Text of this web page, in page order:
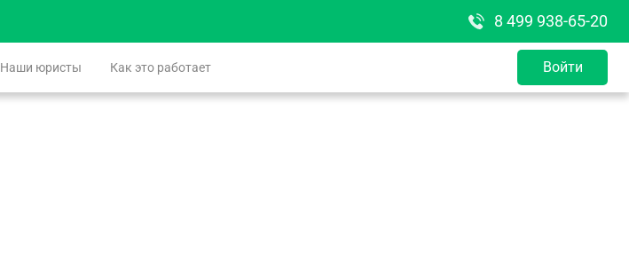
8 499 938-65-20
Наши юристы Как это работает Войти